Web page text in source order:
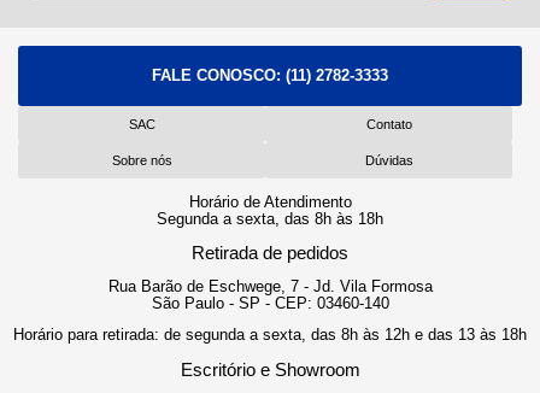
FALE CONOSCO: (11) 2782-3333
SAC Contato
Sobre nós Dúvidas
Horário de Atendimento
Segunda a sexta, das 8h às 18h
Retirada de pedidos
Rua Barão de Eschwege, 7 - Jd. Vila Formosa
São Paulo - SP - CEP: 03460-140
Horário para retirada: de segunda a sexta, das 8h às 12h e das 13 às 18h
Escritório e Showroom